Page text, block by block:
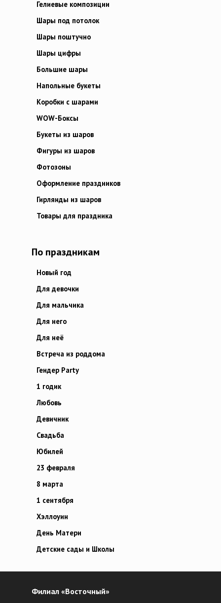
Гелиевые композиции
Шары под потолок
Шары поштучно
Шары цифры
Большие шары
Напольные букеты
Коробки с шарами
WOW-Боксы
Букеты из шаров
Фигуры из шаров
Фотозоны
Оформление праздников
Гирлянды из шаров
Товары для праздника
По праздникам
Новый год
Для девочки
Для мальчика
Для него
Для неё
Встреча из роддома
Гендер Party
1 годик
Любовь
Девичник
Свадьба
Юбилей
23 февраля
8 марта
1 сентября
Хэллоуин
День Матери
Детские сады и Школы
Филиал «Восточный»